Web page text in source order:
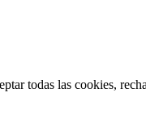
todas las cookies,